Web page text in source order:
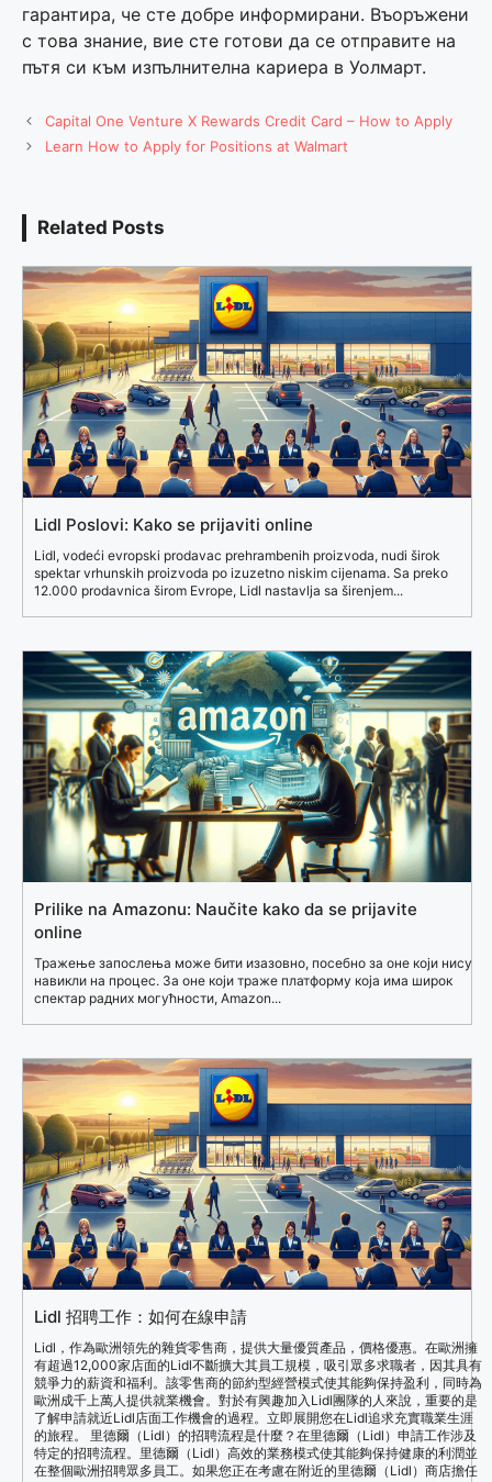
гарантира, че сте добре информирани. Въоръжени
с това знание, вие сте готови да се отправите на
пътя си към изпълнителна кариера в Уолмарт.
Capital One Venture X Rewards Credit Card – How to Apply
Learn How to Apply for Positions at Walmart
Related Posts
Lidl Poslovi: Kako se prijaviti online
Lidl, vodeći evropski prodavac prehrambenih proizvoda, nudi širok
spektar vrhunskih proizvoda po izuzetno niskim cijenama. Sa preko
12.000 prodavnica širom Evrope, Lidl nastavlja sa širenjem...
Prilike na Amazonu: Naučite kako da se prijavite
online
Тражење запослења може бити изазовно, посебно за оне који нису
навикли на процес. За оне који траже платформу која има широк
спектар радних могућности, Amazon...
Lidl 招聘工作：如何在線申請
Lidl，作為歐洲領先的雜貨零售商，提供大量優質產品，價格優惠。在歐洲擁
有超過12,000家店面的Lidl不斷擴大其員工規模，吸引眾多求職者，因其具有
競爭力的薪資和福利。該零售商的節約型經營模式使其能夠保持盈利，同時為
歐洲成千上萬人提供就業機會。對於有興趣加入Lidl團隊的人來說，重要的是
了解申請就近Lidl店面工作機會的過程。立即展開您在Lidl追求充實職業生涯
的旅程。 里德爾（Lidl）的招聘流程是什麼？在里德爾（Lidl）申請工作涉及
特定的招聘流程。里德爾（Lidl）高效的業務模式使其能夠保持健康的利潤並
在整個歐洲招聘眾多員工。如果您正在考慮在附近的里德爾（Lidl）商店擔任